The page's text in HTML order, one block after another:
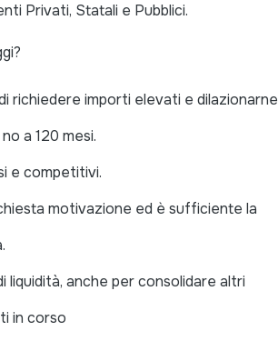
Privati, Statali e Pubblici.
richiedere importi elevati e dilazionarne
a 120 mesi.
e competitivi.
motivazione ed è sufficiente la
liquidità, anche per consolidare altri
in corso